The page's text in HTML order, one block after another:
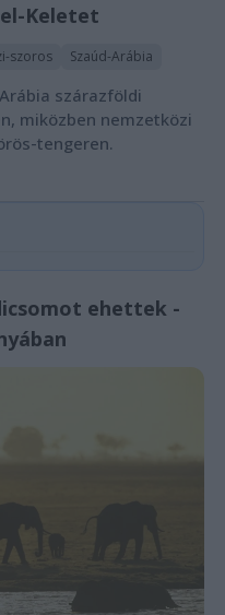
Keletet
szoros Szaúd-Arábia
szárazföldi
miközben nemzetközi
tengeren.
ehettek -